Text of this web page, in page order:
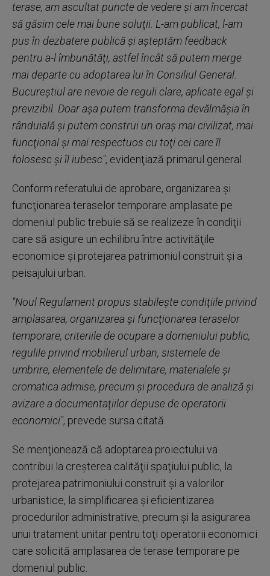
terase, am ascultat puncte de vedere şi am încercat
să găsim cele mai bune soluţii. L-am publicat, l-am
pus în dezbatere publică şi aşteptăm feedback
pentru a-l îmbunătăţi, astfel încât să putem merge
mai departe cu adoptarea lui în Consiliul General.
Bucureştiul are nevoie de reguli clare, aplicate egal şi
previzibil. Doar aşa putem transforma devălmăşia în
rânduială şi putem construi un oraş mai civilizat, mai
funcţional şi mai respectuos cu toţi cei care îl
folosesc şi îl iubesc", evidenţiază primarul general.
Conform referatului de aprobare, organizarea şi
funcţionarea teraselor temporare amplasate pe
domeniul public trebuie să se realizeze în condiţii
care să asigure un echilibru între activităţile
economice şi protejarea patrimoniul construit şi a
peisajului urban.
"Noul Regulament propus stabileşte condiţiile privind
amplasarea, organizarea şi funcţionarea teraselor
temporare, criteriile de ocupare a domeniului public,
regulile privind mobilierul urban, sistemele de
umbrire, elementele de delimitare, materialele şi
cromatica admise, precum şi procedura de analiză şi
avizare a documentaţiilor depuse de operatorii
economici", prevede sursa citată.
Se menţionează că adoptarea proiectului va
contribui la creşterea calităţii spaţiului public, la
protejarea patrimoniului construit şi a valorilor
urbanistice, la simplificarea şi eficientizarea
procedurilor administrative, precum şi la asigurarea
unui tratament unitar pentru toţi operatorii economici
care solicită amplasarea de terase temporare pe
domeniul public.